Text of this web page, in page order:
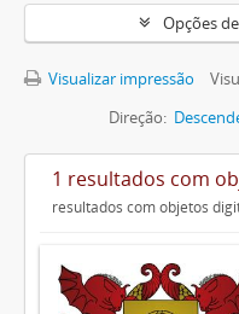
Opções
Visualizar impressão
Direção:
1 resultados com
resultados com objetos